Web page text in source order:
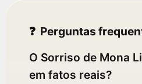
Perguntas
O Sorriso de Mona
em fatos reais?